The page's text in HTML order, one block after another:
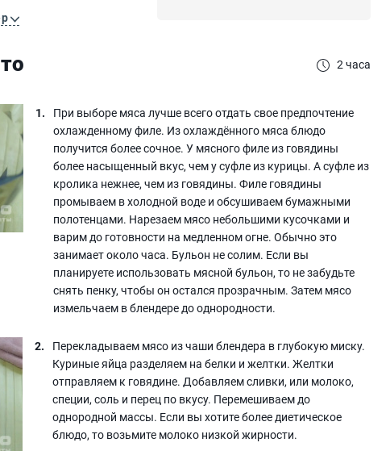
2 часа
При выборе мяса лучше всего отдать свое предпочтение
охлажденному филе. Из охлаждённого мяса блюдо
получится более сочное. У мясного филе из говядины
более насыщенный вкус, чем у суфле из курицы. А суфле из
кролика нежнее, чем из говядины. Филе говядины
промываем в холодной воде и обсушиваем бумажными
полотенцами. Нарезаем мясо небольшими кусочками и
варим до готовности на медленном огне. Обычно это
занимает около часа. Бульон не солим. Если вы
планируете использовать мясной бульон, то не забудьте
снять пенку, чтобы он остался прозрачным. Затем мясо
измельчаем в блендере до однородности.
Перекладываем мясо из чаши блендера в глубокую миску.
Куриные яйца разделяем на белки и желтки. Желтки
отправляем к говядине. Добавляем сливки, или молоко,
специи, соль и перец по вкусу. Перемешиваем до
однородной массы. Если вы хотите более диетическое
блюдо, то возьмите молоко низкой жирности.